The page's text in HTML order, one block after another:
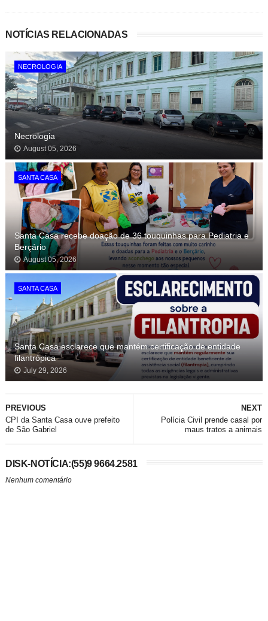
NOTÍCIAS RELACIONADAS
NECROLOGIA
Necrologia
August 05, 2026
SANTA CASA
Santa Casa recebe doação de 36 touquinhas para Pediatria e
Berçário
August 05, 2026
SANTA CASA
Santa Casa esclarece que mantém certificação de entidade
filantrópica
July 29, 2026
NEXT
Polícia Civil prende casal por
maus tratos a animais
PREVIOUS
CPI da Santa Casa ouve prefeito
de São Gabriel
DISK-NOTÍCIA:(55)9 9664.2581
Nenhum comentário